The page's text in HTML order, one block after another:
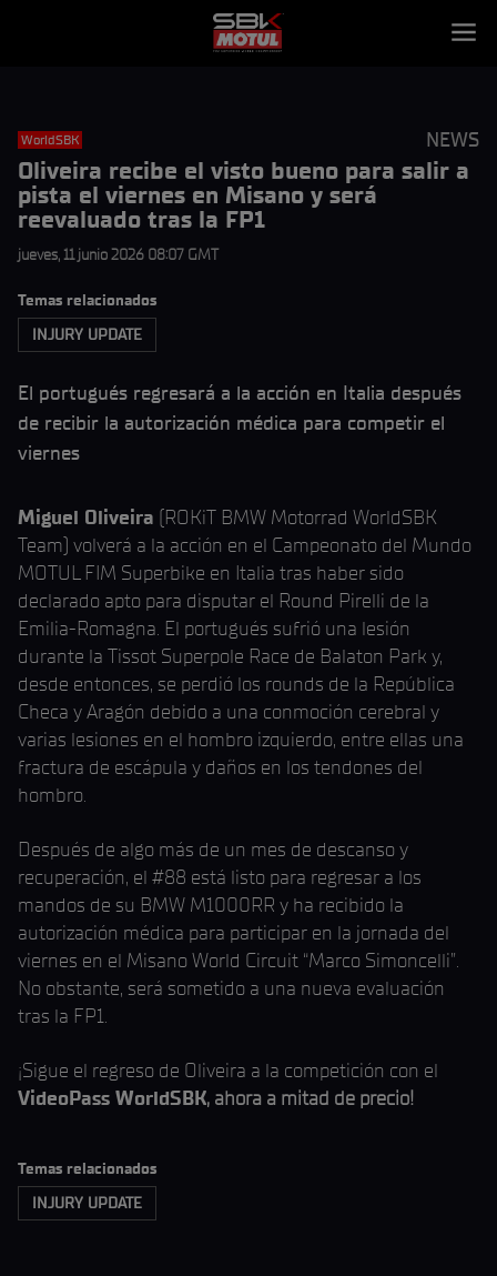
WorldSBK NEWS
Oliveira recibe el visto bueno para salir a
pista el viernes en Misano y será
reevaluado tras la FP1
jueves, 11 junio 2026 08:07 GMT
Temas relacionados
INJURY UPDATE
El portugués regresará a la acción en Italia después
de recibir la autorización médica para competir el
viernes
Miguel Oliveira (ROKiT BMW Motorrad WorldSBK
Team) volverá a la acción en el Campeonato del Mundo
MOTUL FIM Superbike en Italia tras haber sido
declarado apto para disputar el Round Pirelli de la
Emilia-Romagna. El portugués sufrió una lesión
durante la Tissot Superpole Race de Balaton Park y,
desde entonces, se perdió los rounds de la República
Checa y Aragón debido a una conmoción cerebral y
varias lesiones en el hombro izquierdo, entre ellas una
fractura de escápula y daños en los tendones del
hombro.
Después de algo más de un mes de descanso y
recuperación, el #88 está listo para regresar a los
mandos de su BMW M1000RR y ha recibido la
autorización médica para participar en la jornada del
viernes en el Misano World Circuit “Marco Simoncelli”.
No obstante, será sometido a una nueva evaluación
tras la FP1.
¡Sigue el regreso de Oliveira a la competición con el
VideoPass WorldSBK, ahora a mitad de precio!
Temas relacionados
INJURY UPDATE